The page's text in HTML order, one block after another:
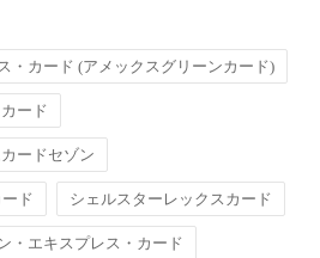
・カード (アメックスグリーンカード)
ード
ードセゾン
ド シェルスターレックスカード
・エキスプレス・カード